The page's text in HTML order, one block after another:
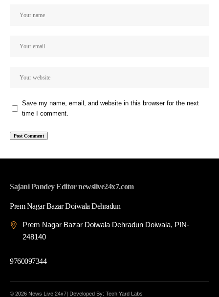
Save my name, email, and website in this browser for the next
time I comment.
Sajani Pandey Editor newslive24x7.com
Prem Nagar Bazar Doiwala Dehradun
Prem Nagar Bazar Doiwala Dehradun Doiwala, PIN-
248140
9760097344
© 2026 News Live 24x7| Developed By: Tech Yard Labs